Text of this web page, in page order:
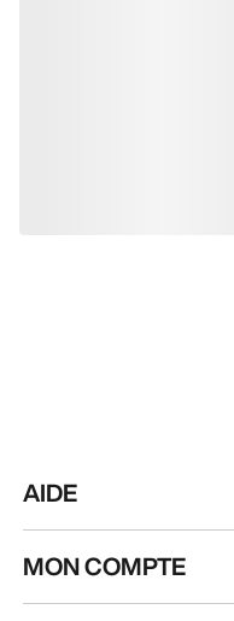
AIDE
MON COMPTE